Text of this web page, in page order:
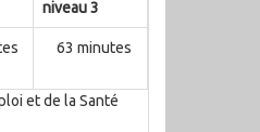
niveau 3
63 minutes
et de la Santé